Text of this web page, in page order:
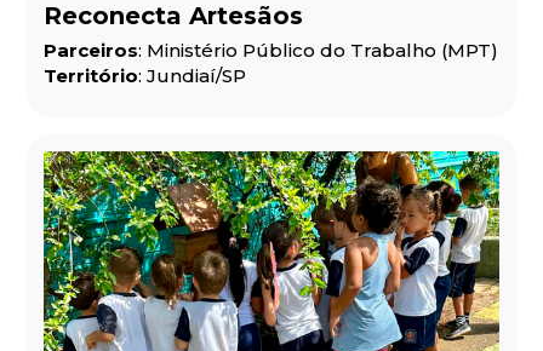
Reconecta Artesãos
Parceiros: Ministério Público do Trabalho (MPT)
Território: Jundiaí/SP